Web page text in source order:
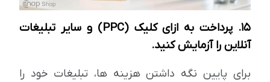
15. پرداخت به ازای کلیک (PPC) و سایر تبلیغات
آنلاین را آزمایش کنید.
برای پایین نگه داشتن هزینه ها، تبلیغات خود را